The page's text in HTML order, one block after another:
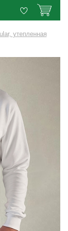
утепленная